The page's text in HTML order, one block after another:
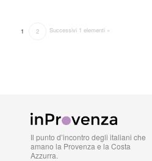
Successivi 1 elementi »
1 2
Il punto d’incontro degli italiani che
amano la Provenza e la Costa
Azzurra.